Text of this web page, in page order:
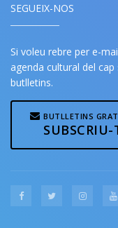
SEGUEIX-NOS
Si voleu rebre per e-
agenda cultural del
butlletins.
BUTLLETINS
SUBSCRIU-